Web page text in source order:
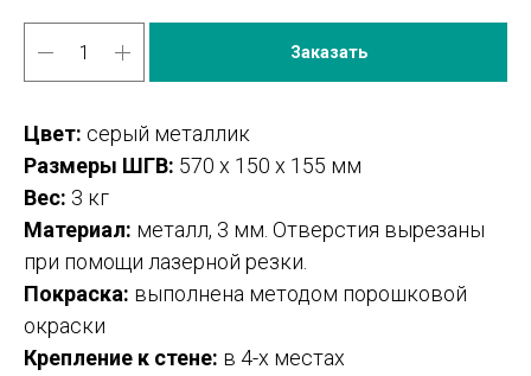
Заказать
Цвет: серый металлик
Размеры ШГВ: 570 х 150 х 155 мм
Вес: 3 кг
Материал: металл, 3 мм. Отверстия вырезаны
при помощи лазерной резки.
Покраска: выполнена методом порошковой
окраски
Крепление к стене: в 4-х местах